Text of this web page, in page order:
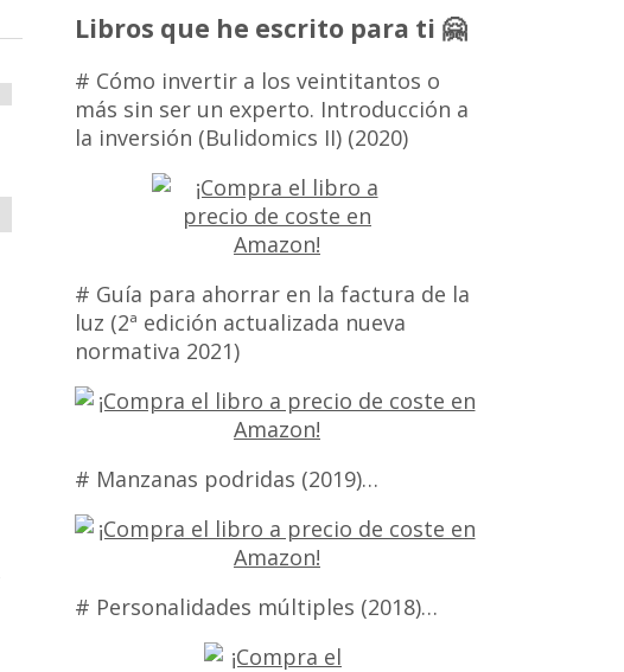
Libros que he escrito para ti 🤗
# Cómo invertir a los veintitantos o
más sin ser un experto. Introducción a
la inversión (Bulidomics II) (2020)
# Guía para ahorrar en la factura de la
luz (2ª edición actualizada nueva
normativa 2021)
# Manzanas podridas (2019)…
# Personalidades múltiples (2018)…